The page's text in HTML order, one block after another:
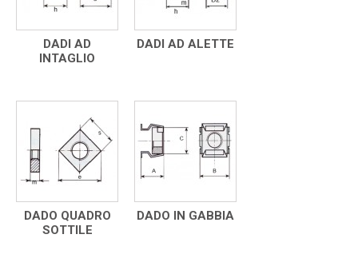
DADI AD
INTAGLIO
DADI AD ALETTE
DADO QUADRO
SOTTILE
DADO IN GABBIA